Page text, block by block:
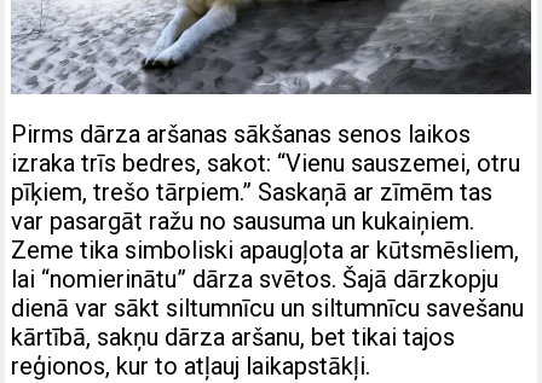
Pirms dārza aršanas sākšanas senos laikos
izraka trīs bedres, sakot: “Vienu sauszemei, otru
pīķiem, trešo tārpiem.” Saskaņā ar zīmēm tas
var pasargāt ražu no sausuma un kukaiņiem.
Zeme tika simboliski apaugļota ar kūtsmēsliem,
lai “nomierinātu” dārza svētos. Šajā dārzkopju
dienā var sākt siltumnīcu un siltumnīcu savešanu
kārtībā, sakņu dārza aršanu, bet tikai tajos
reģionos, kur to atļauj laikapstākļi.